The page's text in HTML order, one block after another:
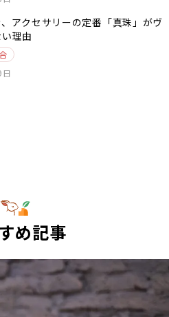
アクセサリーの定番「真珠」がヴ
理由
め記事